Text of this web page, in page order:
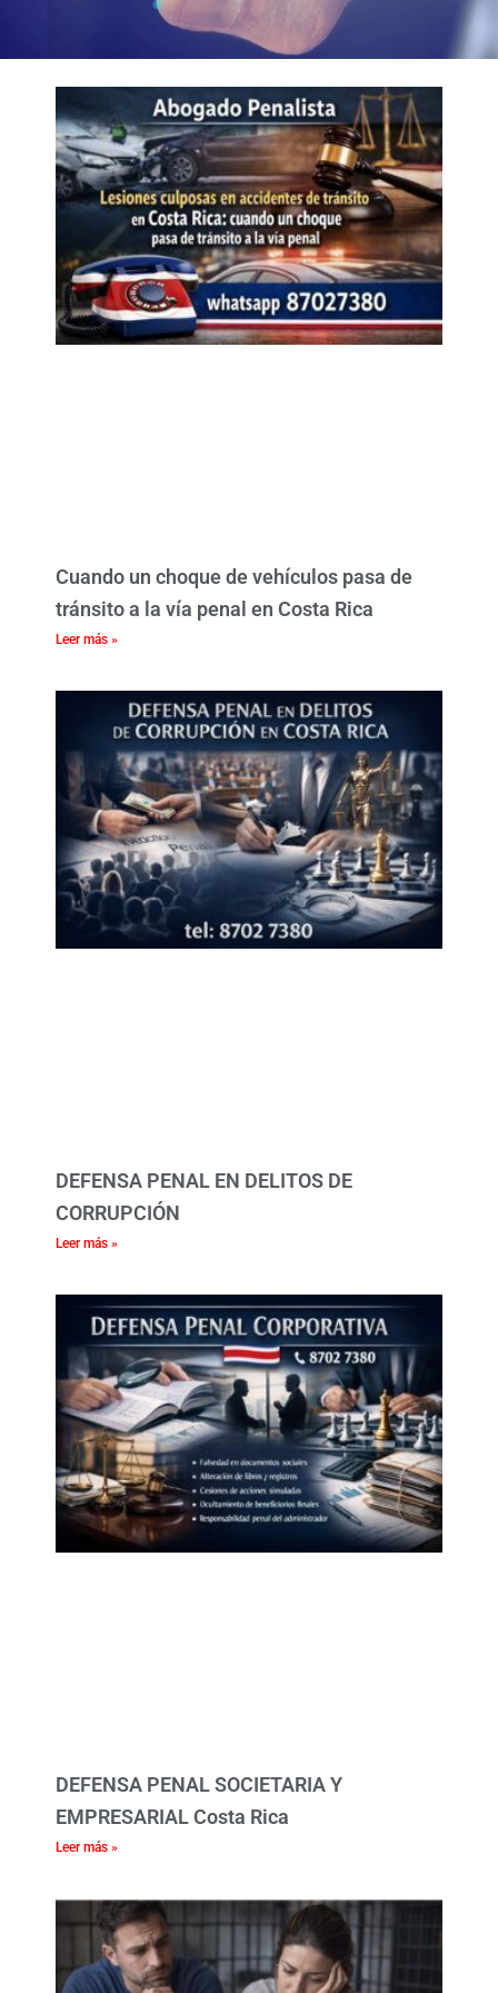
Cuando un choque de vehículos pasa de
tránsito a la vía penal en Costa Rica
Leer más »
DEFENSA PENAL EN DELITOS DE
CORRUPCIÓN
Leer más »
DEFENSA PENAL SOCIETARIA Y
EMPRESARIAL Costa Rica
Leer más »
PagePagePagePagePage